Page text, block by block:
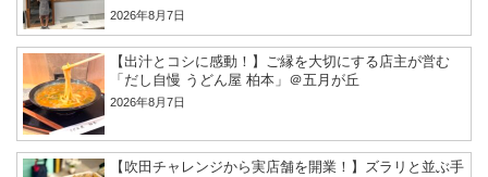
2026年8月7日
【出汁とコシに感動！】ご縁を大切にする店主が営む
「だし自慢 うどん屋 柏本」＠五月が丘
2026年8月7日
【吹田チャレンジから実店舗を開業！】ズラリと並ぶ手